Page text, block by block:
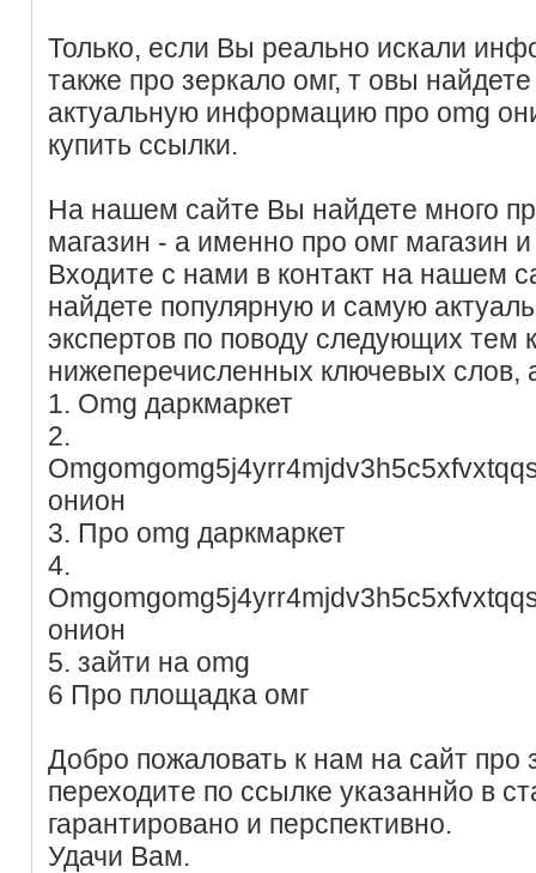
Только, если Вы реально искали
также про зеркало омг, т овы
актуальную информацию про omg
купить ссылки.
На нашем сайте Вы найдете много
магазин - а именно про омг магазин и
Входите с нами в контакт на нашем
найдете популярную и самую
экспертов по поводу следующих тем
нижеперечисленных ключевых слов,
1. Omg даркмаркет
2.
онион
3. Про omg даркмаркет
4.
онион
5. зайти на omg
6 Про площадка омг
Добро пожаловать к нам на сайт про
переходите по ссылке указаннйо в
гарантировано и перспективно.
Удачи Вам.